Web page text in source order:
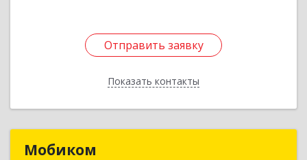
Отправить заявку
Показать контакты
Отправить заявку
Назад
Мобиком